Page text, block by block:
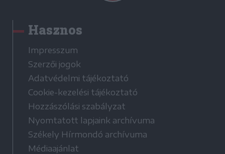
Hasznos
Impresszum
Szerzői jogok
Adatvédelmi tájékoztató
Cookie-kezelési tájékoztató
Hozzászólási szabályzat
Nyomtatott lapjaink archívuma
Székely Hírmondó archívuma
Médiaajánlat